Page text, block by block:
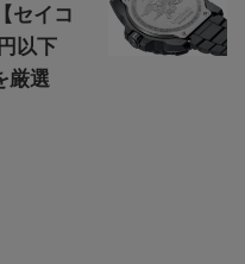
セイコ
以下
厳選